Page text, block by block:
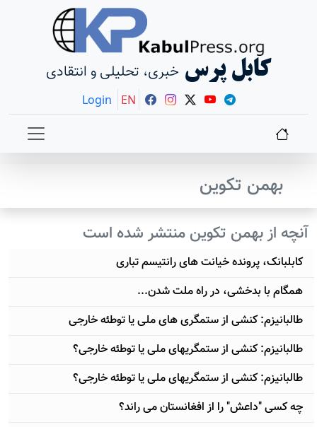
کابل پرس خبری، تحلیلی و انتقادی
Login EN
بهمن تکوین
آنچه از بهمن تکوین منتشر شده است
کابلبانک، پرونده خیانت های رانتیسم تباری
همگام با بدخشی، در راه ملت شدن...
طالبانیزم: کنشی از ستمگری های ملی یا توطئه خارجی
طالبانیزم: کنشی از ستمگریهای ملی یا توطئه خارجی؟
طالبانیزم: کنشی از ستمگریهای ملی یا توطئه خارجی؟
چه کسی "داعش" را از افغانستان می راند؟